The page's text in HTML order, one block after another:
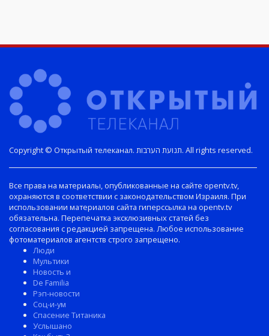
Copyright © Открытый телеканал. תנועת הערבות. All rights reserved.
Все права на материалы, опубликованные на сайте opentv.tv,
охраняются в соответствии с законодательством Израиля. При
использовании материалов сайта гиперссылка на opentv.tv
обязательна. Перепечатка эксклюзивных статей без
согласования с редакцией запрещена. Любое использование
фотоматериалов агентств строго запрещено.
Люди
Мультики
Новость и
De Familia
Рэп-новости
Соц-и-ум
Спасение Титаника
Услышано